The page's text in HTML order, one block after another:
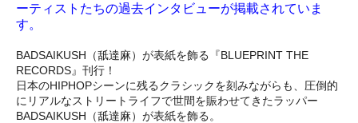
ーティストたちの過去インタビューが掲載されていま
す。
BADSAIKUSH（舐達麻）が表紙を飾る『BLUEPRINT THE
RECORDS』刊行！
日本のHIPHOPシーンに残るクラシックを刻みながらも、圧倒的
にリアルなストリートライフで世間を賑わせてきたラッパー
BADSAIKUSH（舐達麻）が表紙を飾る。